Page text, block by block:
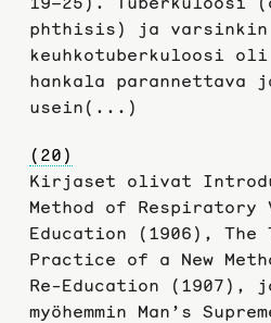
phthisis) ja varsinkin
keuhkotuberkuloosi
hankala parannettava
usein(...)
(20)
Kirjaset olivat
Method of Respiratory
Education (1906), The
Practice of a New
Re-Education
myöhemmin Man’s